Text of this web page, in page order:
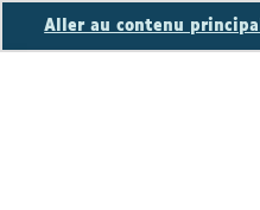
Aller au contenu principal
Panneau de gestion des